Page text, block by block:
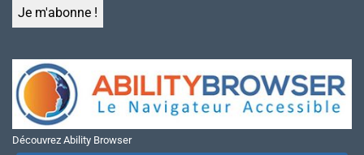
Découvrez Ability Browser